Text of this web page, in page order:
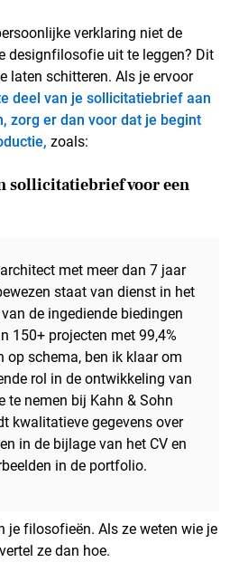
verklaring niet de
designfilosofie uit te leggen? Dit
laten schitteren. Als je ervoor
deel van je sollicitatiebrief aan
zorg er dan voor dat je begint
zoals:
sollicitatiebrief voor een
met meer dan 7 jaar
staat van dienst in het
de ingediende biedingen
150+ projecten met 99,4%
op schema, ben ik klaar om
rol in de ontwikkeling van
te nemen bij Kahn & Sohn
kwalitatieve gegevens over
in de bijlage van het CV en
in de portfolio.
je filosofieën. Als ze weten wie je
ze dan hoe.